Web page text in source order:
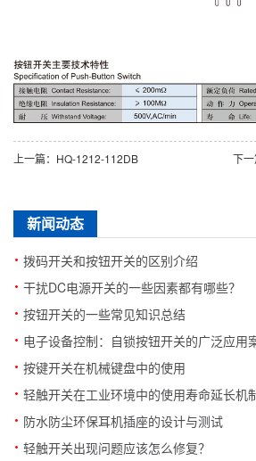
上一篇：HQ-1212-112DB 下
新闻动态
· 拨码开关和按钮开关的区别介绍
· 干扰DC电源开关的一些因素都有哪些？
· 按钮开关的一些常见知识总结
· 电子设备控制：自锁按钮开关的广泛应用
· 按键开关在机械键盘中的使用
·
· 防水防尘环保耳机插座的设计与测试
· 轻触开关出现问题应该怎么修复？